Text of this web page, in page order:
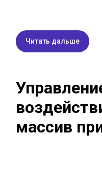
Читать дальше
массив